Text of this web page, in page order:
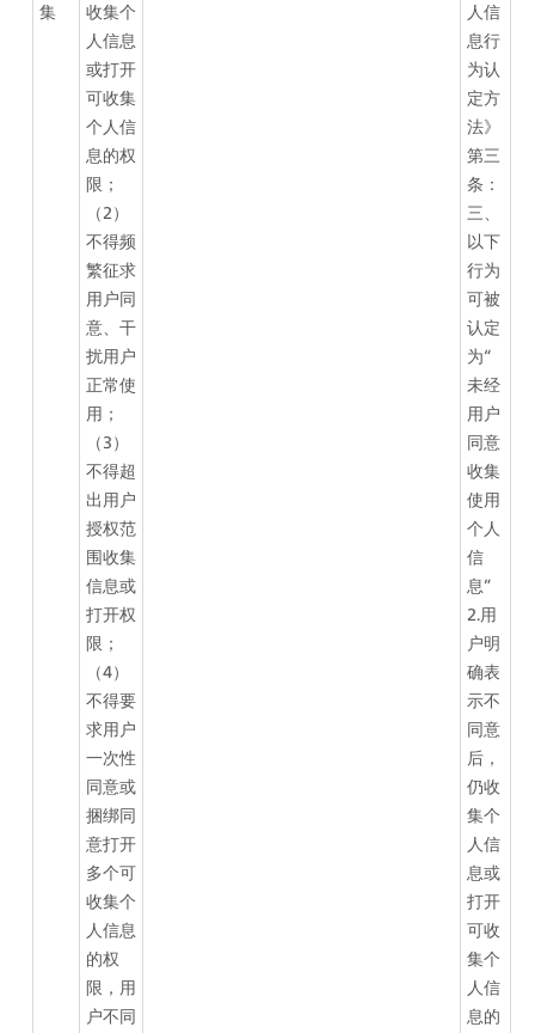
集
收集个
人信息
或打开
可收集
个人信
息的权
限；
（2）
不得频
繁征求
用户同
意、干
扰用户
正常使
用；
（3）
不得超
出用户
授权范
围收集
信息或
打开权
限；
（4）
不得要
求用户
一次性
同意或
捆绑同
意打开
多个可
收集个
人信息
的权
限，用
户不同
人信
息行
为认
定方
法》
第三
条：
三、
以下
行为
可被
认定
为“
未经
用户
同意
收集
使用
个人
信
息”
2.用
户明
确表
示不
同意
后，
仍收
集个
人信
息或
打开
可收
集个
人信
息的